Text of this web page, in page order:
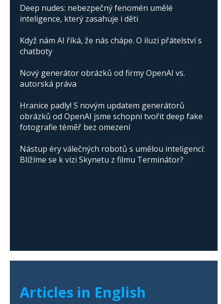
Deep nudes: nebezpečný fenomén umělé
inteligence, který zasahuje i děti
Když nám AI říká, že nás chápe. O iluzi přátelství s
chatboty
Nový generátor obrázků od firmy OpenAI vs.
autorská práva
Hranice padly! S novým updatem generátorů
obrázků od OpenAI jsme schopni tvořit deep fake
fotografie téměř bez omezení
Nástup éry válečných robotů s umělou inteligencí:
Blížíme se k vizi Skynetu z filmu Terminátor?
Articles in English